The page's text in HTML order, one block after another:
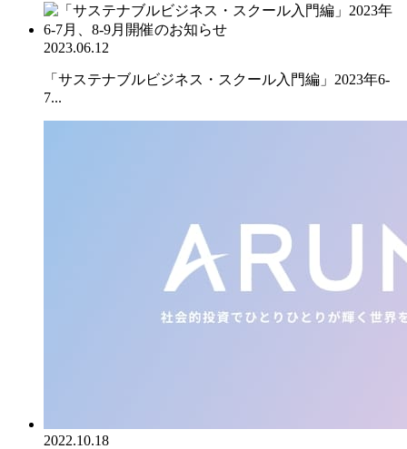
2023.06.12
「サステナブルビジネス・スクール入門編」2023年6-
7...
2022.10.18